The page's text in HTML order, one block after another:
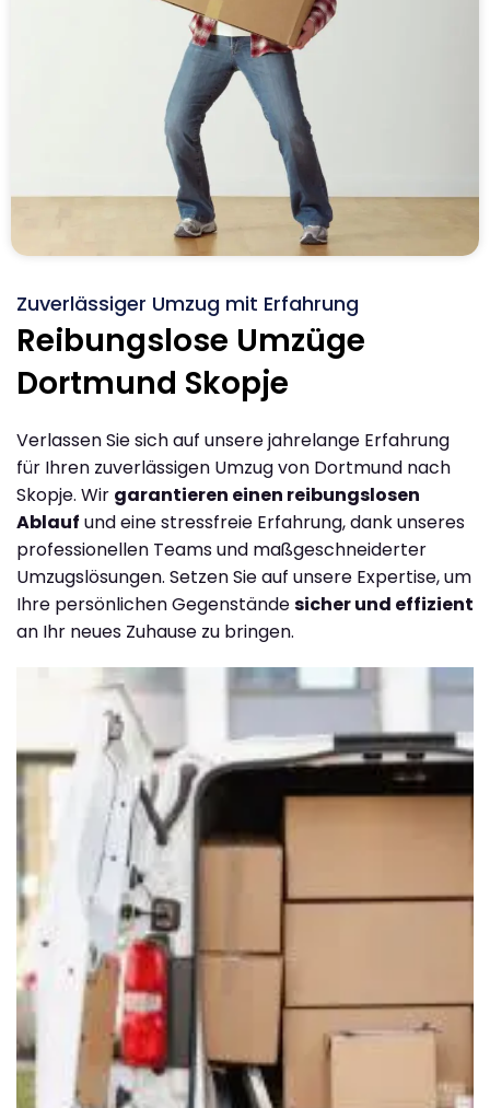
Zuverlässiger Umzug mit Erfahrung
Reibungslose Umzüge
Dortmund Skopje
Verlassen Sie sich auf unsere jahrelange Erfahrung
für Ihren zuverlässigen Umzug von Dortmund nach
Skopje. Wir garantieren einen reibungslosen
Ablauf und eine stressfreie Erfahrung, dank unseres
professionellen Teams und maßgeschneiderter
Umzugslösungen. Setzen Sie auf unsere Expertise, um
Ihre persönlichen Gegenständesicher und effizient
an Ihr neues Zuhause zu bringen.